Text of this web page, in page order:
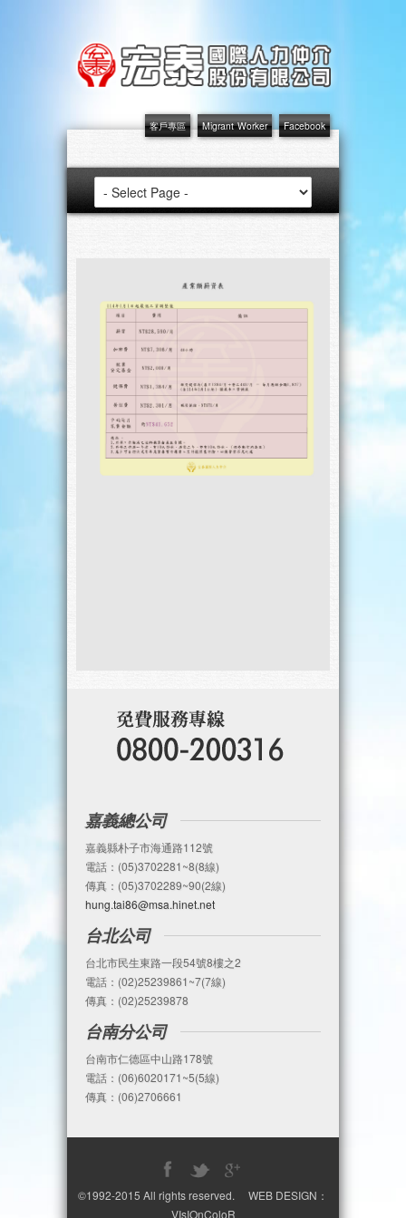
客戶專區 Migrant Worker Facebook
嘉義總公司
嘉義縣朴子市海通路112號
電話：(05)3702281~8(8線)
傳真：(05)3702289~90(2線)
hung.tai86@msa.hinet.net
台北公司
台北市民生東路一段54號8樓之2
電話：(02)25239861~7(7線)
傳真：(02)25239878
台南分公司
台南市仁德區中山路178號
電話：(06)6020171~5(5線)
傳真：(06)2706661
©1992-2015 All rights reserved. WEB DESIGN：
VIsIOnColoR